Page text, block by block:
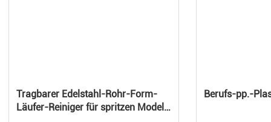
Tragbarer Edelstahl-Rohr-Form-
Läufer-Reiniger für spritzen Modell
Berufs-pp.-